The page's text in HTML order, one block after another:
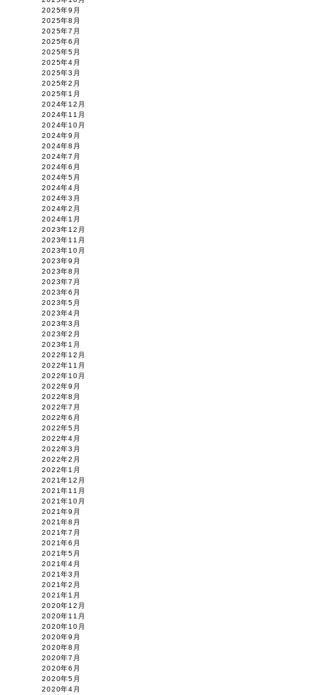
2025年9月
2025年8月
2025年7月
2025年6月
2025年5月
2025年4月
2025年3月
2025年2月
2025年1月
2024年12月
2024年11月
2024年10月
2024年9月
2024年8月
2024年7月
2024年6月
2024年5月
2024年4月
2024年3月
2024年2月
2024年1月
2023年12月
2023年11月
2023年10月
2023年9月
2023年8月
2023年7月
2023年6月
2023年5月
2023年4月
2023年3月
2023年2月
2023年1月
2022年12月
2022年11月
2022年10月
2022年9月
2022年8月
2022年7月
2022年6月
2022年5月
2022年4月
2022年3月
2022年2月
2022年1月
2021年12月
2021年11月
2021年10月
2021年9月
2021年8月
2021年7月
2021年6月
2021年5月
2021年4月
2021年3月
2021年2月
2021年1月
2020年12月
2020年11月
2020年10月
2020年9月
2020年8月
2020年7月
2020年6月
2020年5月
2020年4月